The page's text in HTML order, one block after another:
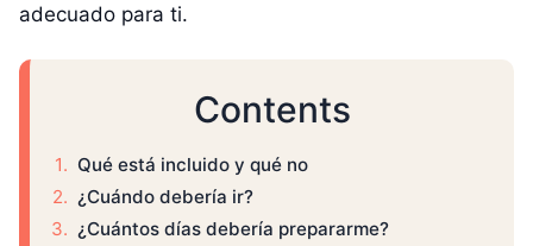
adecuado para ti.
Contents
Qué está incluido y qué no
¿Cuándo debería ir?
¿Cuántos días debería prepararme?